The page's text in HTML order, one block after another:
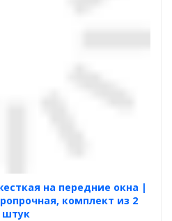
на передние окна |
комплект из 2
штук